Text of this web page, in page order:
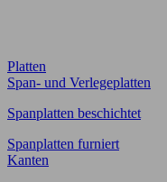
Platten
Span- und Verlegeplatten
Spanplatten beschichtet
Spanplatten furniert
Kanten